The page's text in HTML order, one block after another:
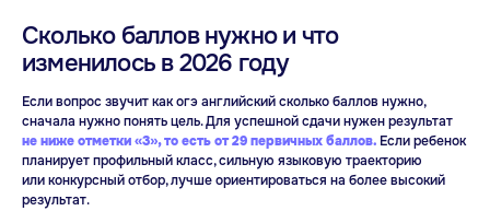
Сколько баллов нужно и что
изменилось в 2026 году
Если вопрос звучит как огэ английский сколько баллов нужно,
сначала нужно понять цель. Для успешной сдачи нужен результат
не ниже отметки «3», тоесть от29 первичных баллов. Если ребенок
планирует профильный класс, сильную языковую траекторию
или конкурсный отбор, лучше ориентироваться на более высокий
результат.